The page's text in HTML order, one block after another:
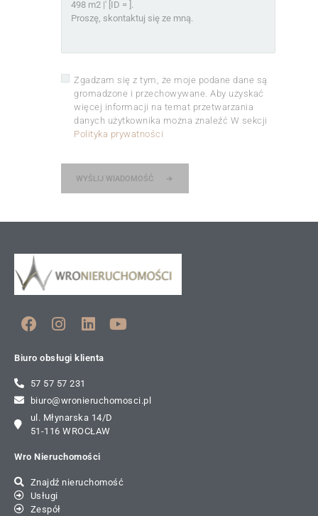
Zgadzam się z tym, że moje podane dane są
gromadzone i przechowywane. Aby uzyskać
więcej informacji na temat przetwarzania
danych użytkownika można znaleźć W sekcji
Polityka prywatności
WYŚLIJ WIADOMOŚĆ
Biuro obsługi klienta
57 57 57 231
biuro@wronieruchomosci.pl
ul. Młynarska 14/D
51-116 WROCŁAW
Wro Nieruchomości
Znajdź nieruchomość
Usługi
Zespół